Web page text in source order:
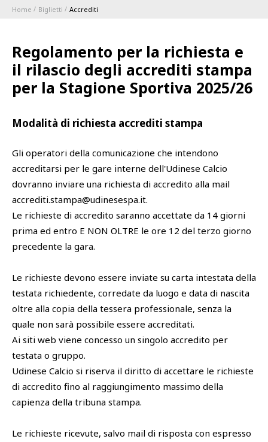
1896 MEMBERSHIP PROGRAM
STAGIONE
Serie A
Coppa Italia
Calendari e Risultati
Classifiche
CLUB
MEETING CENTER
SPONSOR
SHOP
Home Biglietti Accrediti
Regolamento per la richiesta e
il rilascio degli accrediti stampa
per la Stagione Sportiva 2025/26
Modalità di richiesta accrediti stampa
Gli operatori della comunicazione che intendono
accreditarsi per le gare interne dell'Udinese Calcio
dovranno inviare una richiesta di accredito alla mail
accrediti.stampa@udinesespa.it.
Le richieste di accredito saranno accettate da 14 giorni
prima ed entro E NON OLTRE le ore 12 del terzo giorno
precedente la gara.
Le richieste devono essere inviate su carta intestata della
testata richiedente, corredate da luogo e data di nascita
oltre alla copia della tessera professionale, senza la
quale non sarà possibile essere accreditati.
Ai siti web viene concesso un singolo accredito per
testata o gruppo.
Udinese Calcio si riserva il diritto di accettare le richieste
di accredito fino al raggiungimento massimo della
capienza della tribuna stampa.
Le richieste ricevute, salvo mail di risposta con espresso